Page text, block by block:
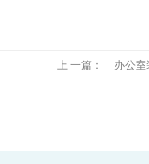
上 一篇： 办公